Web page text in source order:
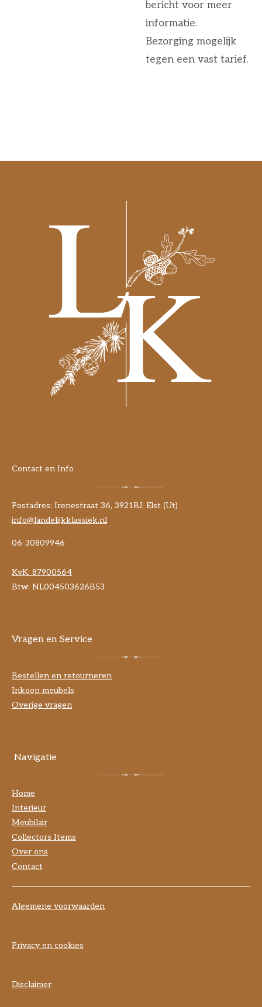
bericht voor meer
informatie.
Bezorging mogelijk
tegen een vast tarief.
Contact en Info
Postadres: Irenestraat 36, 3921BJ, Elst (Ut)
info@landelijkklassiek.nl
06-30809946
KvK: 87900564
Btw: NL004503626B53
Vragen en Service
Bestellen en retourneren
Inkoop meubels
Overige vragen
Navigatie
Home
Interieur
Meubilair
Collectors Items
Over ons
Contact
Algemene voorwaarden
Privacy en cookies
Disclaimer